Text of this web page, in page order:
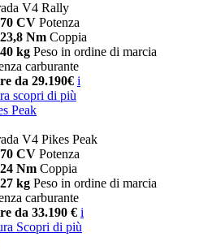
V4 Rally
CV Potenza
Nm Coppia
kg Peso in ordine di marcia
carburante
da 29.190€ i
scopri di più
Peak
V4 Pikes Peak
CV Potenza
Nm Coppia
kg Peso in ordine di marcia
carburante
da 33.190 € i
Scopri di più